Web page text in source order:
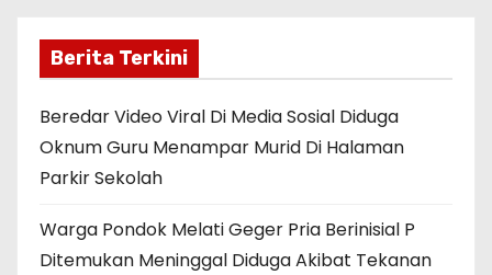
Berita Terkini
Beredar Video Viral Di Media Sosial Diduga
Oknum Guru Menampar Murid Di Halaman
Parkir Sekolah
Warga Pondok Melati Geger Pria Berinisial P
Ditemukan Meninggal Diduga Akibat Tekanan